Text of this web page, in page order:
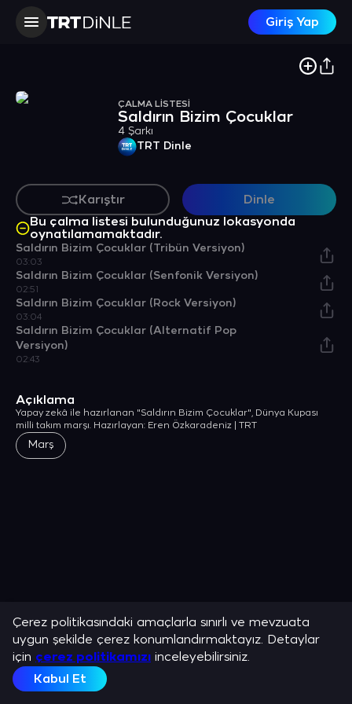
Giriş Yap
ÇALMA LİSTESİ
Saldırın Bizim Çocuklar
4 Şarkı
TRT Dinle
Karıştır
Dinle
Bu çalma listesi bulunduğunuz lokasyonda
oynatılamamaktadır.
Saldırın Bizim Çocuklar (Tribün Versiyon)
03:03
Saldırın Bizim Çocuklar (Senfonik Versiyon)
02:51
Saldırın Bizim Çocuklar (Rock Versiyon)
03:04
Saldırın Bizim Çocuklar (Alternatif Pop
Versiyon)
02:43
Açıklama
Yapay zekâ ile hazırlanan "Saldırın Bizim Çocuklar", Dünya Kupası
milli takım marşı. Hazırlayan: Eren Özkaradeniz | TRT
Marş
Çerez politikasındaki amaçlarla sınırlı ve mevzuata
uygun şekilde çerez konumlandırmaktayız. Detaylar
için çerez politikamızı inceleyebilirsiniz.
Kabul Et